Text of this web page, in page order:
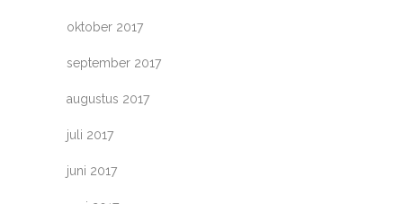
oktober 2017
september 2017
augustus 2017
juli 2017
juni 2017